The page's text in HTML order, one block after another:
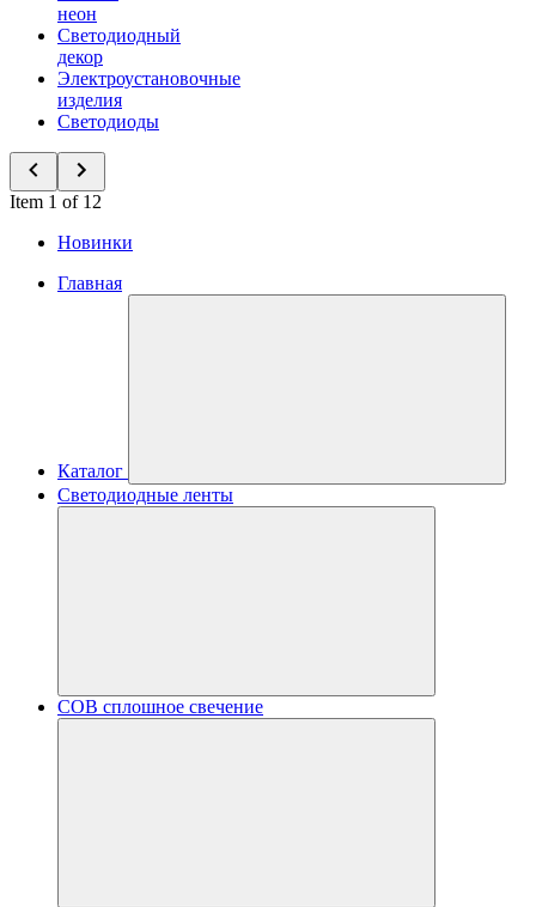
неон
Светодиодный
декор
Электроустановочные
изделия
Светодиоды
Item 1 of 12
Новинки
Главная
Каталог
Светодиодные ленты
COB сплошное свечение